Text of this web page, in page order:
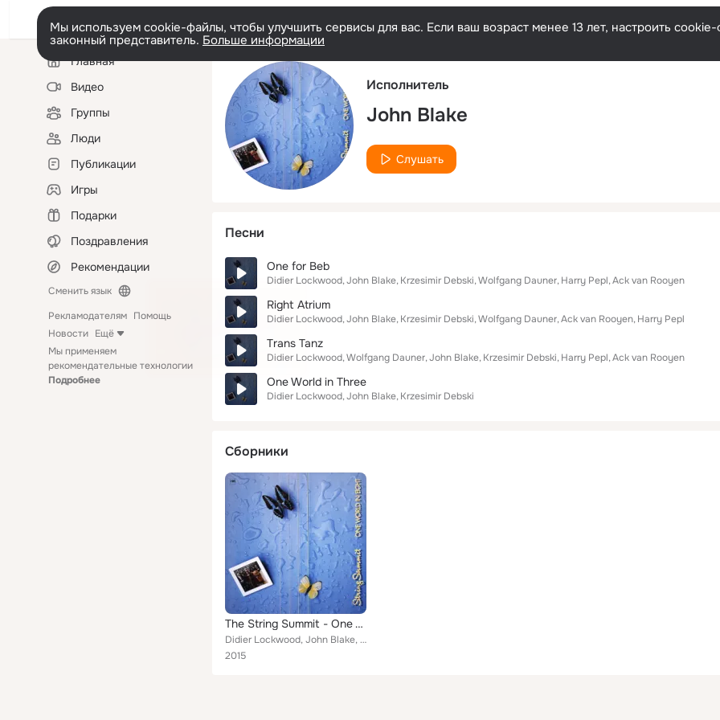
Мы используем cookie-файлы, чтобы улучшить сервисы для вас. Если ваш возраст менее 13 лет, настроить
законный представитель. Больше информации
Левая
колонкаГлавная
Видео
Группы
Люди
Публикации
Игры
Подарки
Поздравления
Рекомендации
Сменить язык
Рекламодателям Помощь
Новости Ещё
Мы применяем
рекомендательные технологии
Подробнее
Исполнитель
John Blake
Слушать
Песни
One for Beb
Didier Lockwood John Blake Krzesimir Debski Wolfgang Dauner Harry Pepl Ack van Rooyen
Right Atrium
Didier Lockwood John Blake Krzesimir Debski Wolfgang Dauner Ack van Rooyen Harry Pepl
Trans Tanz
Didier Lockwood Wolfgang Dauner John Blake Krzesimir Debski Harry Pepl Ack van Rooyen
One World in Three
Didier Lockwood John Blake Krzesimir Debski
Сборники
The String Summit - One World in Eight
Didier Lockwood, John Blake, Krzesimir Debski
2015